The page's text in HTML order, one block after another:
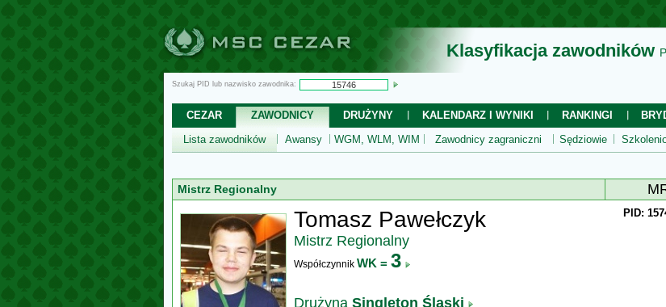
Klasyfikacja zawodników
Szukaj PID lub nazwisko zawodnika:
CEZAR ZAWODNICY DRUŻYNY KALENDARZ I WYNIKI RANKINGI
Lista zawodników
Awansy WGM, WLM, WIM Zawodnicy zagraniczni Sędziowie
Mistrz Regionalny
Tomasz Pawełczyk
Mistrz Regionalny
Współczynnik WK = 3
Drużyna Singleton Śląski
PID: